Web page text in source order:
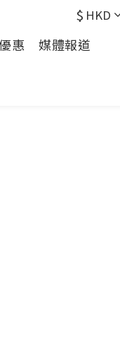
$ HKD
惠
媒體報道